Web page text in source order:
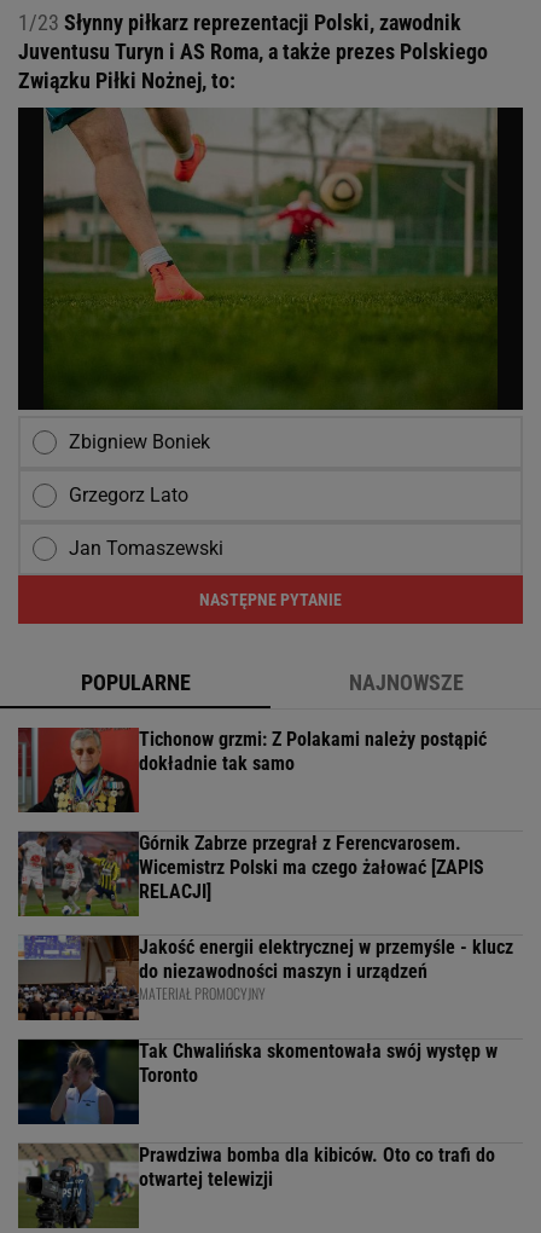
1/23 Słynny piłkarz reprezentacji Polski, zawodnik
Juventusu Turyn i AS Roma, a także prezes Polskiego
Związku Piłki Nożnej, to:
Zbigniew Boniek
Grzegorz Lato
Jan Tomaszewski
NASTĘPNE PYTANIE
POPULARNE NAJNOWSZE
Tichonow grzmi: Z Polakami należy postąpić
dokładnie tak samo
Górnik Zabrze przegrał z Ferencvarosem.
Wicemistrz Polski ma czego żałować [ZAPIS
RELACJI]
Jakość energii elektrycznej w przemyśle - klucz
do niezawodności maszyn i urządzeń
MATERIAŁ PROMOCYJNY
Tak Chwalińska skomentowała swój występ w
Toronto
Prawdziwa bomba dla kibiców. Oto co trafi do
otwartej telewizji